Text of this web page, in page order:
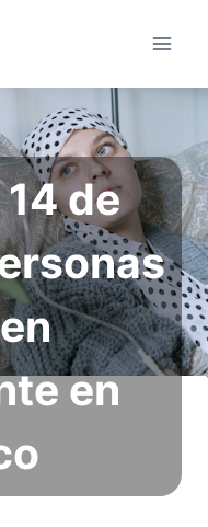
de
en